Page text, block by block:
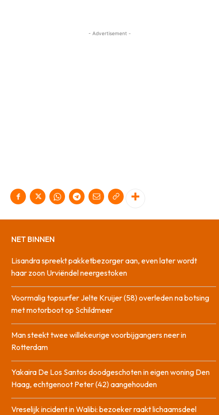
- Advertisement -
NET BINNEN
Lisandra spreekt pakketbezorger aan, even later wordt
haar zoon Urviëndel neergestoken
Voormalig topsurfer Jelte Kruijer (58) overleden na botsing
met motorboot op Schildmeer
Man steekt twee willekeurige voorbijgangers neer in
Rotterdam
Yakaira De Los Santos doodgeschoten in eigen woning Den
Haag, echtgenoot Peter (42) aangehouden
Vreselijk incident in Walibi: bezoeker raakt lichaamsdeel